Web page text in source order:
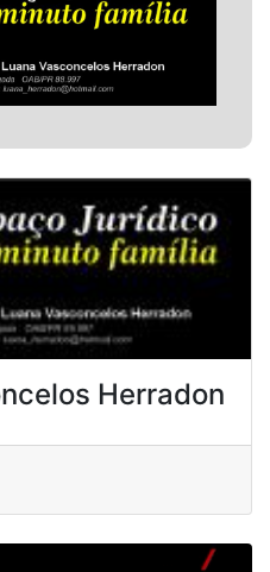
Herradon